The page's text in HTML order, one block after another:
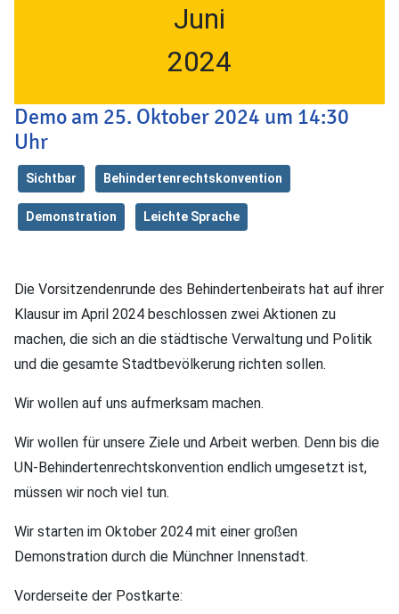
Juni
2024
Demo am 25. Oktober 2024 um 14:30
Uhr
Sichtbar Behindertenrechtskonvention
Demonstration Leichte Sprache
Die Vorsitzendenrunde des Behindertenbeirats hat auf ihrer
Klausur im April 2024 beschlossen zwei Aktionen zu
machen, die sich an die städtische Verwaltung und Politik
und die gesamte Stadtbevölkerung richten sollen.
Wir wollen auf uns aufmerksam machen.
Wir wollen für unsere Ziele und Arbeit werben. Denn bis die
UN-Behindertenrechtskonvention endlich umgesetzt ist,
müssen wir noch viel tun.
Wir starten im Oktober 2024 mit einer großen
Demonstration durch die Münchner Innenstadt.
Vorderseite der Postkarte: